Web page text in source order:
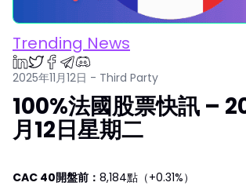
Trending News
2025年11月12日 - Third Party
100%法國股票快訊 –
月12日星期二
CAC 40開盤前： 8,184點（+0.31%）